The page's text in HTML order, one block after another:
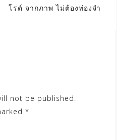
โรต์ จากภาพ ไม่ต้องท่องจำ
not be published.
*